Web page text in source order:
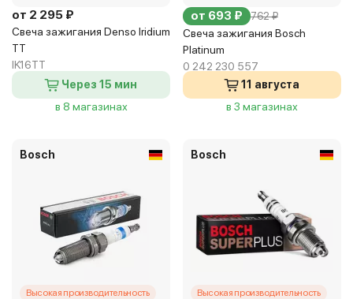
от 2 295 ₽
Свеча зажигания Denso Iridium
TT
IK16TT
Через 15 мин
в 8 магазинах
от 693 ₽ 762 ₽
Свеча зажигания Bosch
Platinum
0 242 230 557
11 августа
в 3 магазинах
Bosch
Высокая производительность
Bosch
Высокая производительность